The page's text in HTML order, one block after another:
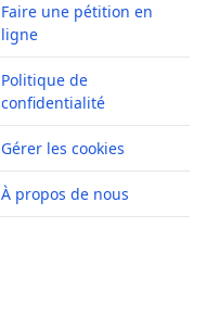
Faire une pétition en
ligne
Politique de
confidentialité
Gérer les cookies
À propos de nous